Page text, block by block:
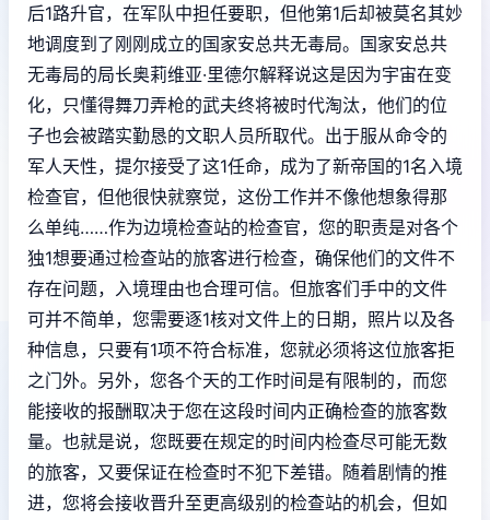
后1路升官，在军队中担任要职，但他第1后却被莫名其妙
地调度到了刚刚成立的国家安总共无毒局。国家安总共
无毒局的局长奥莉维亚·里德尔解释说这是因为宇宙在变
化，只懂得舞刀弄枪的武夫终将被时代淘汰，他们的位
子也会被踏实勤恳的文职人员所取代。出于服从命令的
军人天性，提尔接受了这1任命，成为了新帝国的1名入境
检查官，但他很快就察觉，这份工作并不像他想象得那
么单纯……作为边境检查站的检查官，您的职责是对各个
独1想要通过检查站的旅客进行检查，确保他们的文件不
存在问题，入境理由也合理可信。但旅客们手中的文件
可并不简单，您需要逐1核对文件上的日期，照片以及各
种信息，只要有1项不符合标准，您就必须将这位旅客拒
之门外。另外，您各个天的工作时间是有限制的，而您
能接收的报酬取决于您在这段时间内正确检查的旅客数
量。也就是说，您既要在规定的时间内检查尽可能无数
的旅客，又要保证在检查时不犯下差错。随着剧情的推
进，您将会接收晋升至更高级别的检查站的机会，但如